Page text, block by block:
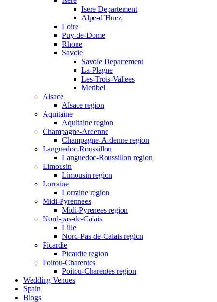
Isere Departement
Alpe-d`Huez
Loire
Puy-de-Dome
Rhone
Savoie
Savoie Departement
La-Plagne
Les-Trois-Vallees
Meribel
Alsace
Alsace region
Aquitaine
Aquitaine region
Champagne-Ardenne
Champagne-Ardenne region
Languedoc-Roussillon
Languedoc-Roussillon region
Limousin
Limousin region
Lorraine
Lorraine region
Midi-Pyrennees
Midi-Pyrenees region
Nord-pas-de-Calais
Lille
Nord-Pas-de-Calais region
Picardie
Picardie region
Poitou-Charentes
Poitou-Charentes region
Wedding Venues
Spain
Blogs